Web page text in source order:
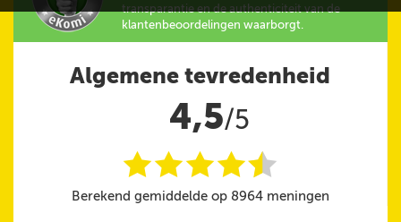
transparantie en de authenticiteit van de
klantenbeoordelingen waarborgt.
Algemene tevredenheid
4,5/5
iiiii
@
Berekend gemiddelde op 8964 meningen